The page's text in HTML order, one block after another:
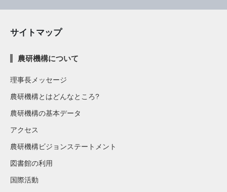
サイトマップ
農研機構について
理事長メッセージ
農研機構とはどんなところ?
農研機構の基本データ
アクセス
農研機構ビジョンステートメント
図書館の利用
国際活動